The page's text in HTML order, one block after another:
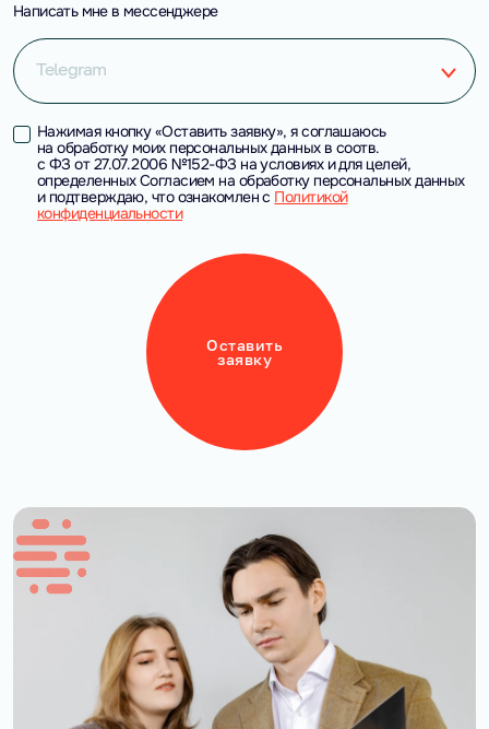
Написать мне в мессенджере
Telegram
Нажимая кнопку «Оставить заявку», я соглашаюсь
на обработку моих персональных данных в соотв.
с ФЗ от 27.07.2006 №152-ФЗ на условиях и для целей,
определенных Согласием на обработку персональных данных
и подтверждаю, что ознакомлен с Политикой
конфиденциальности
Оставить
заявку